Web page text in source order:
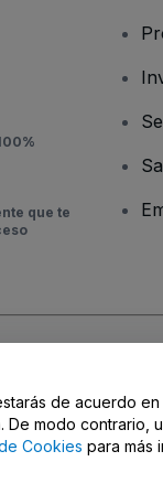
que te
tus opciones de
de acuerdo
modo contrario,
Cookies para más